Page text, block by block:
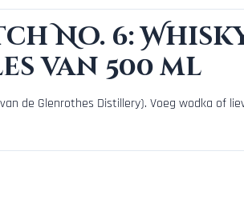
No. 6:
van 500 ml
de Glenrothes Distillery). Voeg wodka of